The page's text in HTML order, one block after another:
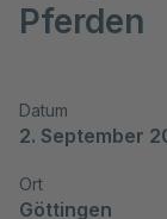
Pferden
Datum
2. September
Ort
Göttingen